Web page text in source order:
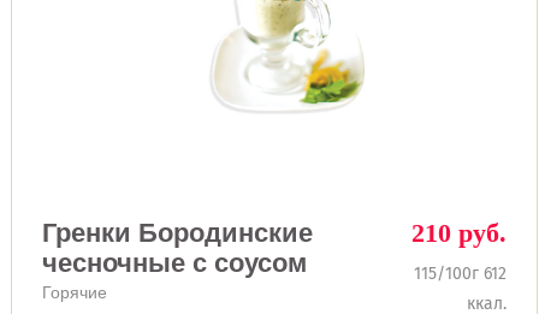
Гренки Бородинские
чесночные с соусом
Горячие
210 руб.
115/100г 612
ккал.